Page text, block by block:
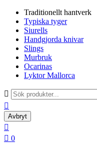
Traditionellt hantverk
Typiska tyger
Siurells
Handgjorda knivar
Slings
Murbruk
Ocarinas
Lyktor Mallorca


Avbryt

 0